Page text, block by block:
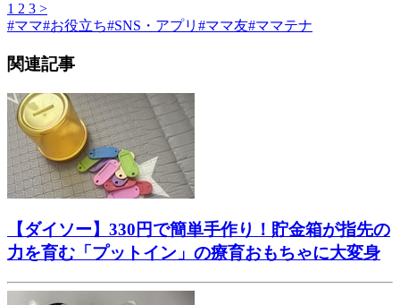
1 2 3 >
#ママ#お役立ち#SNS・アプリ #ママ友#ママテナ
関連記事
【ダイソー】330円で簡単手作り！貯金箱が指先の
力を育む「プットイン」の療育おもちゃに大変身